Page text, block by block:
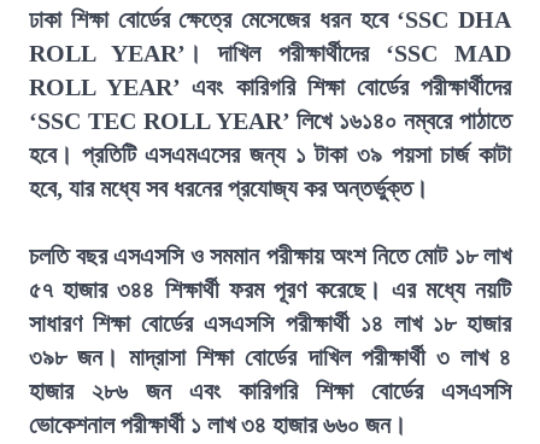
ঢাকা শিক্ষা বোর্ডের ক্ষেত্রে মেসেজের ধরন হবে ‘SSC DHA
ROLL YEAR’। দাখিল পরীক্ষার্থীদের ‘SSC MAD
ROLL YEAR’ এবং কারিগরি শিক্ষা বোর্ডের পরীক্ষার্থীদের
‘SSC TEC ROLL YEAR’ লিখে ১৬১৪০ নম্বরে পাঠাতে
হবে। প্রতিটি এসএমএসের জন্য ১ টাকা ৩৯ পয়সা চার্জ কাটা
হবে, যার মধ্যে সব ধরনের প্রযোজ্য কর অন্তর্ভুক্ত।
চলতি বছর এসএসসি ও সমমান পরীক্ষায় অংশ নিতে মোট ১৮ লাখ
৫৭ হাজার ৩৪৪ শিক্ষার্থী ফরম পূরণ করেছে। এর মধ্যে নয়টি
সাধারণ শিক্ষা বোর্ডের এসএসসি পরীক্ষার্থী ১৪ লাখ ১৮ হাজার
৩৯৮ জন। মাদ্রাসা শিক্ষা বোর্ডের দাখিল পরীক্ষার্থী ৩ লাখ ৪
হাজার ২৮৬ জন এবং কারিগরি শিক্ষা বোর্ডের এসএসসি
ভোকেশনাল পরীক্ষার্থী ১ লাখ ৩৪ হাজার ৬৬০ জন।